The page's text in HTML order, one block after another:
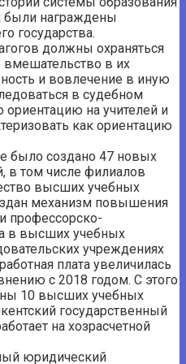
были награждены
государства.
должны охраняться
вмешательство в их
и вовлечение в иную
в судебном
ориентацию на учителей и
как ориентацию
было создано 47 новых
в том числе филиалов
высших учебных
механизм повышения
профессорско-
в высших учебных
учреждениях
плата увеличилась
с 2018 годом. С этого
10 высших учебных
государственный
на хозрасчетной
юридический